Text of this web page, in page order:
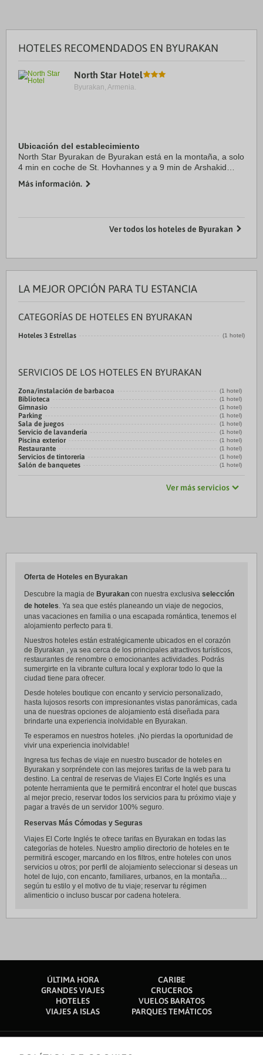
HOTELES RECOMENDADOS EN BYURAKAN
North Star Hotel
Byurakan, Armenia.
Ubicación del establecimiento
North Star Byurakan de Byurakan está en la montaña, a solo
4 min en coche de St. Hovhannes y a 9 min de Arshakid
encuentra a 12,4 km de Monasterio de ...
Más información.
Ver todos los hoteles de Byurakan
LA MEJOR OPCIÓN PARA TU ESTANCIA
CATEGORÍAS DE HOTELES EN BYURAKAN
Hoteles 3 Estrellas (1 hotel)
SERVICIOS DE LOS HOTELES EN BYURAKAN
Zona/instalación de barbacoa (1 hotel)
Biblioteca (1 hotel)
Gimnasio (1 hotel)
Parking (1 hotel)
Sala de juegos (1 hotel)
Servicio de lavandería (1 hotel)
Piscina exterior (1 hotel)
Restaurante (1 hotel)
Servicios de tintorería (1 hotel)
Salón de banquetes (1 hotel)
Ver más servicios
Oferta de Hoteles en Byurakan
Descubre la magia de Byurakan con nuestra exclusiva selección
de hoteles. Ya sea que estés planeando un viaje de negocios,
unas vacaciones en familia o una escapada romántica, tenemos el
alojamiento perfecto para ti.
Nuestros hoteles están estratégicamente ubicados en el corazón
de Byurakan , ya sea cerca de los principales atractivos turísticos,
restaurantes de renombre o emocionantes actividades. Podrás
sumergirte en la vibrante cultura local y explorar todo lo que la
ciudad tiene para ofrecer.
Desde hoteles boutique con encanto y servicio personalizado,
hasta lujosos resorts con impresionantes vistas panorámicas, cada
una de nuestras opciones de alojamiento está diseñada para
brindarte una experiencia inolvidable en Byurakan.
Te esperamos en nuestros hoteles. ¡No pierdas la oportunidad de
vivir una experiencia inolvidable!
Ingresa tus fechas de viaje en nuestro buscador de hoteles en
Byurakan y sorpréndete con las mejores tarifas de la web para tu
destino. La central de reservas de Viajes El Corte Inglés es una
potente herramienta que te permitirá encontrar el hotel que buscas
al mejor precio, reservar todos los servicios para tu próximo viaje y
pagar a través de un servidor 100% seguro.
Reservas Más Cómodas y Seguras
Viajes El Corte Inglés te ofrece tarifas en Byurakan en todas las
categorías de hoteles. Nuestro amplio directorio de hoteles en te
permitirá escoger, marcando en los filtros, entre hoteles con unos
servicios u otros; por perfil de alojamiento seleccionar si deseas un
hotel de lujo, con encanto, familiares, urbanos, en la montaña…
según tu estilo y el motivo de tu viaje; reservar tu régimen
alimenticio o incluso buscar por cadena hotelera.
ÚLTIMA HORA
CARIBE
GRANDES VIAJES
CRUCEROS
HOTELES
VUELOS BARATOS
VIAJES A ISLAS
PARQUES TEMÁTICOS